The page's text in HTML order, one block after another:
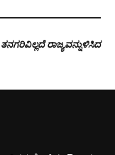
ರಾಜ್ಯವನ್ನುಳಿಸಿದ